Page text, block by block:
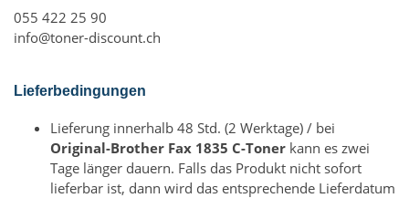
055 422 25 90
info@toner-discount.ch
Lieferbedingungen
Lieferung innerhalb 48 Std. (2 Werktage) / bei
Original-Brother Fax 1835 C-Toner kann es zwei
Tage länger dauern. Falls das Produkt nicht sofort
lieferbar ist, dann wird das entsprechende Lieferdatum